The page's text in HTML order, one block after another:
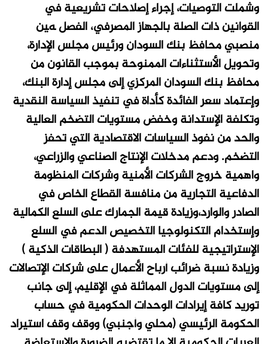
وشملت التوصيات، إجراء إصلاحات تشريعية في
القوانين ذات الصلة بالجهاز المصرفي، الفصل ہین
منصبي محافظ بنك السودان ورئيس مجلس الإدارة،
وتحويل الأستثناءات الممنوحة بموجب القانون من
محافظ بنك السودان المركزي إلى مجلس إدارة البنك،
وإعتماد سعر الفائدة كأداة في تنفيذ السياسة النقدية
وتكلفة الإستدانة وخفض مستويات التضخم العالية
والحد من نفوذ السياسات الاقتصادية التي تحفز
التضخم. ودعم مدخلات الإنتاج الصناعي والزراعي،
واهمية خروج الشركات الأمنية وشركات المنظومة
الدفاعية التجارية من منافسة القطاع الخاص في
الصادر والوارد،وزيادة قيمة الجمارك على السلع الكمالية
وإستخدام التكنولوجيا التخصيص الدعم في السلع
الإستراتيجية للفئات المستهدفة ( البطاقات الذكية )
وزيادة نسبة ضرائب أرباح الأعمال على شركات الإتصالات
إلى مستويات الدول المماثلة في الإقليم، إلى جانب
توريد كافة إيرادات الوحدات الحكومية في حساب
الحكومة الرئيسي (محلي وأجنبي) ووقف وقف استيراد